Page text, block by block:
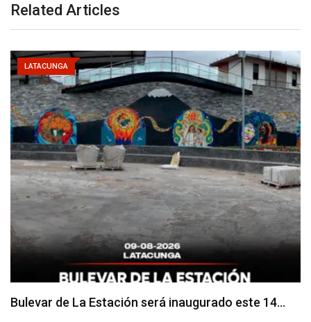
Related Articles
LATACUNGA
Adoquines levantados generan preocupación en